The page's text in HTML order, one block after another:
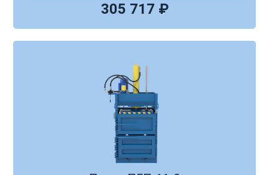
305 717 ₽